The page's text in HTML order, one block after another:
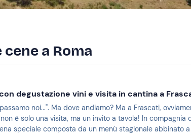
a Roma
degustazione vini e visita in cantina a
noi...". Ma dove andiamo? Ma a Frascati,
è solo una visita, ma un invito a tavola! In
speciale composta da un menù stagionale abbinato